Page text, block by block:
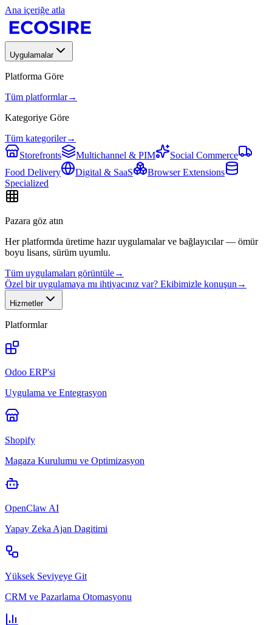
Ana içeriğe atla
Uygulamalar
Platforma Göre
Tüm platformlar→
Kategoriye Göre
Tüm kategoriler→
Storefronts
Multichannel & PIM
Social Commerce
Food Delivery
Digital & SaaS
Browser Extensions
Specialized
Pazara göz atın
Her platformda üretime hazır uygulamalar ve bağlayıcılar — ömür
boyu lisans, sürüm uyumlu.
Tüm uygulamaları görüntüle→
Özel bir uygulamaya mı ihtiyacınız var? Ekibimizle konuşun →
Hizmetler
Platformlar
Odoo ERP'si
Uygulama ve Entegrasyon
Shopify
Magaza Kurulumu ve Optimizasyon
OpenClaw AI
Yapay Zeka Ajan Dagitimi
Yüksek Seviyeye Git
CRM ve Pazarlama Otomasyonu